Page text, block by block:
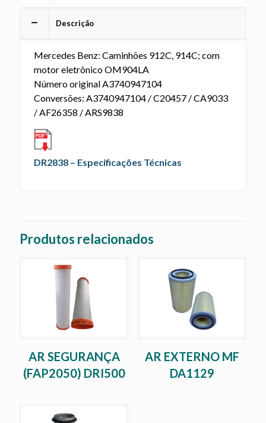
Descrição
Mercedes Benz: Caminhões 912C, 914C; com
motor eletrônico OM904LA
Número original A3740947104
Conversões: A3740947104 / C20457 / CA9033
/ AF26358 / ARS9838
DR2838 – Especificações Técnicas
Produtos relacionados
AR SEGURANÇA
(FAP2050) DRI500
AR EXTERNO MF
DA1129